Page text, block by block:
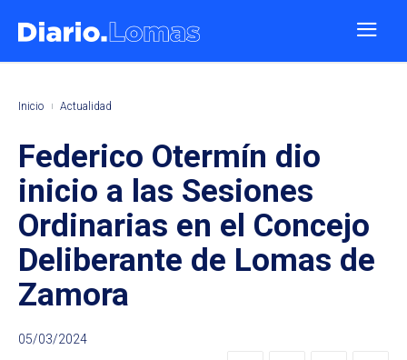
Inicio Actualidad
Federico Otermín dio
inicio a las Sesiones
Ordinarias en el Concejo
Deliberante de Lomas de
Zamora
05/03/2024